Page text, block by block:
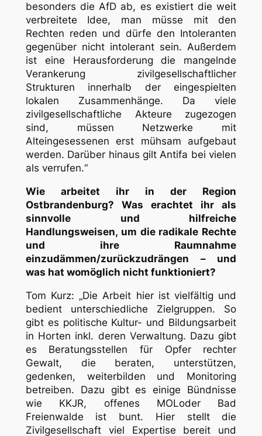
besonders die AfD ab, es existiert die weit
verbreitete Idee, man müsse mit den
Rechten reden und dürfe den Intoleranten
gegenüber nicht intolerant sein. Außerdem
ist eine Herausforderung die mangelnde
Verankerung zivilgesellschaftlicher
Strukturen innerhalb der eingespielten
lokalen Zusammenhänge. Da viele
zivilgesellschaftliche Akteure zugezogen
sind, müssen Netzwerke mit
Alteingesessenen erst mühsam aufgebaut
werden. Darüber hinaus gilt Antifa bei vielen
als verrufen.“
Wie arbeitet ihr in der Region
Ostbrandenburg? Was erachtet ihr als
sinnvolle und hilfreiche
Handlungsweisen, um die radikale Rechte
und ihre Raumnahme
einzudämmen/zurückzudrängen – und
was hat womöglich nicht funktioniert?
Tom Kurz: „Die Arbeit hier ist vielfältig und
bedient unterschiedliche Zielgruppen. So
gibt es politische Kultur- und Bildungsarbeit
in Horten inkl. deren Verwaltung. Dazu gibt
es Beratungsstellen für Opfer rechter
Gewalt, die beraten, unterstützen,
gedenken, weiterbilden und Monitoring
betreiben. Dazu gibt es einige Bündnisse
wie KKJR, offenes MOLoder Bad
Freienwalde ist bunt. Hier stellt die
Zivilgesellschaft viel Expertise bereit und